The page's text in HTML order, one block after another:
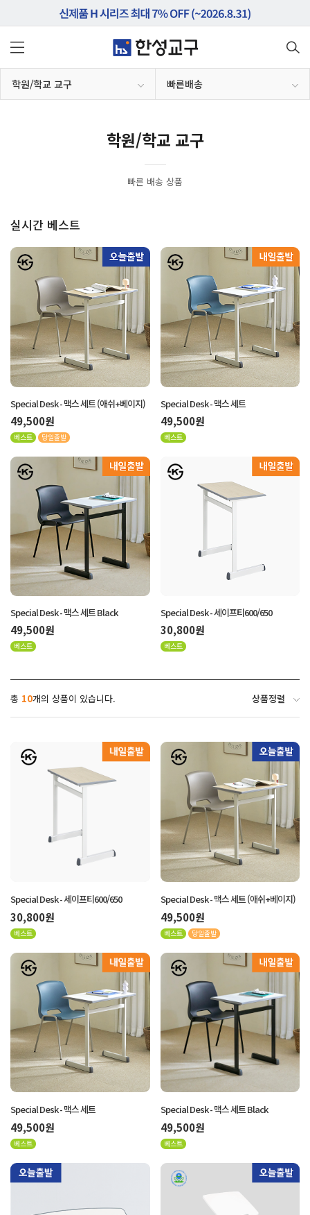
학원/학교 교구 빠른배송
학원/학교 교구
빠른 배송 상품
실시간 베스트
Special Desk - 맥스 세트 (애쉬+베이지)
49,500원
베스트 당일출발
Special Desk - 맥스 세트
49,500원
베스트
Special Desk - 맥스 세트 Black
49,500원
베스트
Special Desk - 세이프티600/650
30,800원
베스트
총 10개의 상품이 있습니다. 상품정렬
Special Desk - 세이프티600/650
30,800원
베스트
Special Desk - 맥스 세트 (애쉬+베이지)
49,500원
베스트 당일출발
Special Desk - 맥스 세트
49,500원
베스트
Special Desk - 맥스 세트 Black
49,500원
베스트